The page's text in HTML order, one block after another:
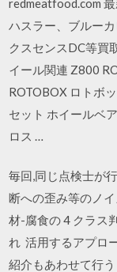
ハスラー、ブルー
クスセンスDC等買
イール関連 Z800
ROTOBOX ロトボ
セット ホイールベ
ロス …
毎回,同じ点検士が
断への歪み等のノ
材-腐食の 4 クラス
れ 活用するアプロ
紹介もあわせて行